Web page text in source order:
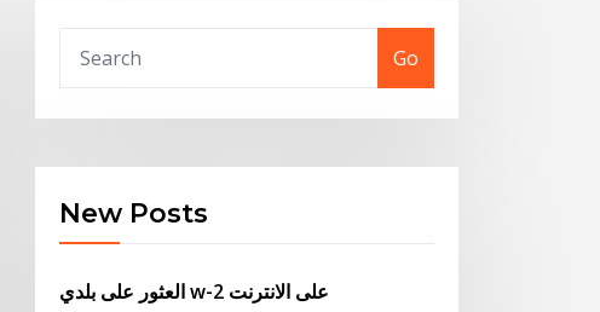
Go
New Posts
العثور على بلدي w-2 على الانترنت